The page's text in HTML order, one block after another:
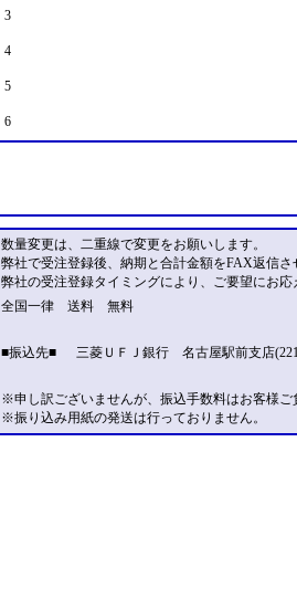
3
4
5
6
数量変更は、二重線で変更をお願いします。
弊社で受注登録後、納期と合計金額をFAX返信さ
弊社の受注登録タイミングにより、ご要望にお
全国一律 送料 無料
■振込先■ 三菱ＵＦＪ銀行 名古屋駅前支店
※申し訳ございませんが、振込手数料はお客様ご
※振り込み用紙の発送は行っておりません。